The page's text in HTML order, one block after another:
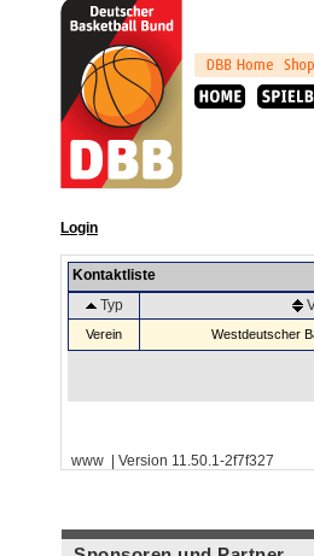
Login
Kontaktliste
Typ
Verein Westdeutscher
www | Version 11.50.1-2f7f327